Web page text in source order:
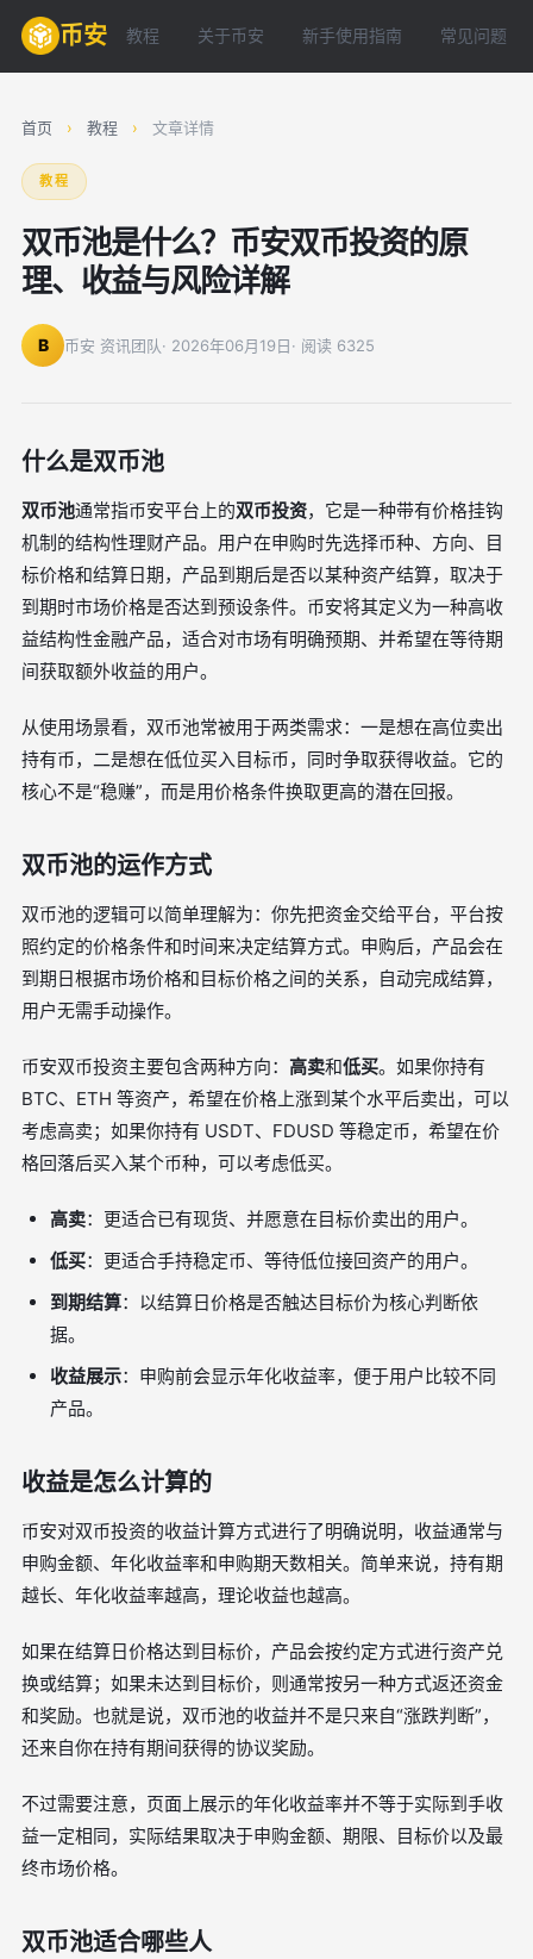
币安 教程 关于币安 新手使用指南 常见问题
首页 › 教程 › 文章详情
教程
双币池是什么？币安双币投资的原
理、收益与风险详解
B 币安 资讯团队· 2026年06月19日· 阅读 6325
什么是双币池
双币池通常指币安平台上的双币投资，它是一种带有价格挂钩
机制的结构性理财产品。用户在申购时先选择币种、方向、目
标价格和结算日期，产品到期后是否以某种资产结算，取决于
到期时市场价格是否达到预设条件。币安将其定义为一种高收
益结构性金融产品，适合对市场有明确预期、并希望在等待期
间获取额外收益的用户。
从使用场景看，双币池常被用于两类需求：一是想在高位卖出
持有币，二是想在低位买入目标币，同时争取获得收益。它的
核心不是“稳赚”，而是用价格条件换取更高的潜在回报。
双币池的运作方式
双币池的逻辑可以简单理解为：你先把资金交给平台，平台按
照约定的价格条件和时间来决定结算方式。申购后，产品会在
到期日根据市场价格和目标价格之间的关系，自动完成结算，
用户无需手动操作。
币安双币投资主要包含两种方向： 高卖和低买。如果你持有
BTC、ETH 等资产，希望在价格上涨到某个水平后卖出，可以
考虑高卖；如果你持有 USDT、FDUSD 等稳定币，希望在价
格回落后买入某个币种，可以考虑低买。
高卖：更适合已有现货、并愿意在目标价卖出的用户。
低买：更适合手持稳定币、等待低位接回资产的用户。
到期结算：以结算日价格是否触达目标价为核心判断依
据。
收益展示：申购前会显示年化收益率，便于用户比较不同
产品。
收益是怎么计算的
币安对双币投资的收益计算方式进行了明确说明，收益通常与
申购金额、年化收益率和申购期天数相关。简单来说，持有期
越长、年化收益率越高，理论收益也越高。
如果在结算日价格达到目标价，产品会按约定方式进行资产兑
换或结算；如果未达到目标价，则通常按另一种方式返还资金
和奖励。也就是说，双币池的收益并不是只来自“涨跌判断”，
还来自你在持有期间获得的协议奖励。
不过需要注意，页面上展示的年化收益率并不等于实际到手收
益一定相同，实际结果取决于申购金额、期限、目标价以及最
终市场价格。
双币池适合哪些人